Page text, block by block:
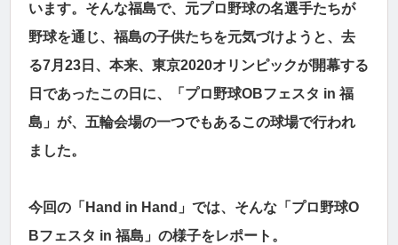
います。そんな福島で、元プロ野球の名選手たちが
野球を通じ、福島の子供たちを元気づけようと、去
る7月23日、本来、東京2020オリンピックが開幕する
日であったこの日に、「プロ野球OBフェスタ in 福
島」が、五輪会場の一つでもあるこの球場で行われ
ました。
今回の「Hand in Hand」では、そんな「プロ野球O
Bフェスタ in 福島」の様子をレポート。